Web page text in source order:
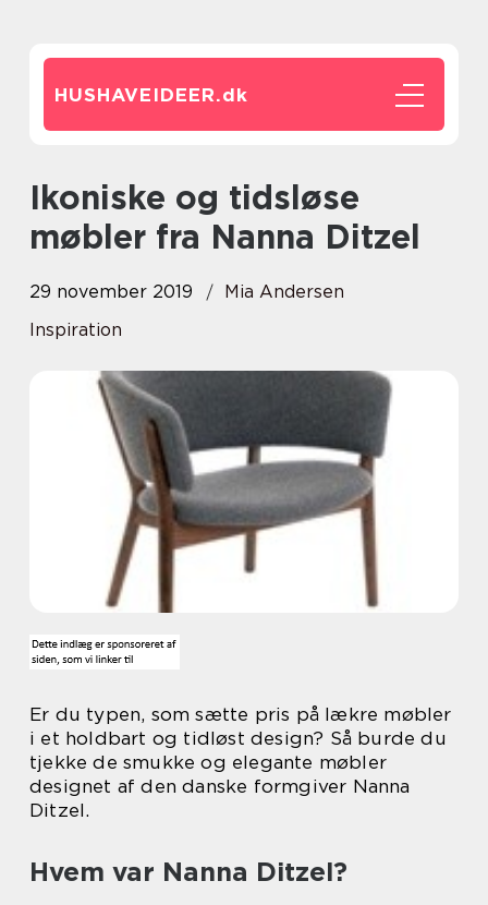
HUSHAVEIDEER.dk
Ikoniske og tidsløse
møbler fra Nanna Ditzel
29 november 2019
Mia Andersen
Inspiration
Er du typen, som sætte pris på lækre møbler
i et holdbart og tidløst design? Så burde du
tjekke de smukke og elegante møbler
designet af den danske formgiver Nanna
Ditzel.
Hvem var Nanna Ditzel?